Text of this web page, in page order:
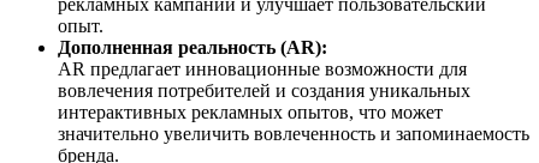
опыт.
Дополненная реальность (AR):
AR предлагает инновационные возможности для
вовлечения потребителей и создания уникальных
интерактивных рекламных опытов, что может
значительно увеличить вовлеченность и запоминаемость
бренда.